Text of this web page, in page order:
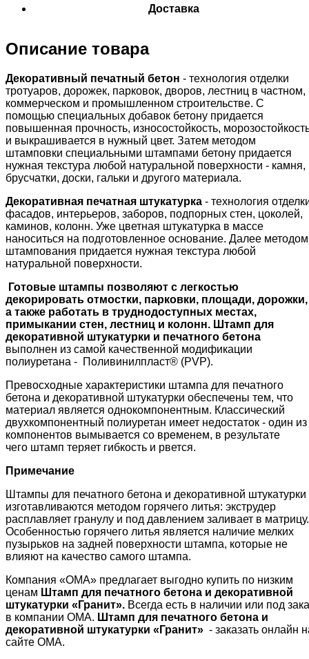
Доставка
Описание товара
Декоративный печатный бетон - технология отделки
тротуаров, дорожек, парковок, дворов, лестниц в частном,
коммерческом и промышленном строительстве. С
помощью специальных добавок бетону придается
повышенная прочность, износостойкость,
и выкрашивается в нужный цвет. Затем методом
штамповки специальными штампами бетону придается
нужная текстура любой натуральной поверхности - камня,
брусчатки, доски, гальки и другого материала.
Декоративная печатная штукатурка - технология
фасадов, интерьеров, заборов, подпорных стен, цоколей,
каминов, колонн. Уже цветная штукатурка в массе
наноситься на подготовленное основание. Далее методом
штампования придается нужная текстура любой
натуральной поверхности.
Готовые штампы позволяют с легкостью
декорировать отмостки, парковки, площади, дорожки,
а также работать в труднодоступных местах,
примыкании стен, лестниц и колонн. Штамп для
декоративной штукатурки и печатного бетона
выполнен из самой качественной модификации
полиуретана - Поливинилпласт® (PVP).
Превосходные характеристики штампа для печатного
бетона и декоративной штукатурки обеспечены тем, что
материал является однокомпонентным. Классический
двухкомпонентный полиуретан имеет недостаток - один из
компонентов вымывается со временем, в результате
чего штамп теряет гибкость и рвется.
Примечание
Штампы для печатного бетона и декоративной штукатурки
изготавливаются методом горячего литья: экструдер
расплавляет гранулу и под давлением заливает в матрицу.
Особенностью горячего литья является наличие мелких
пузырьков на задней поверхности штампа, которые не
влияют на качество самого штампа.
Компания «ОМА» предлагает выгодно купить по низким
ценам Штамп для печатного бетона и декоративной
штукатурки «Гранит». Всегда есть в наличии или под
в компании ОМА. Штамп для печатного бетона и
декоративной штукатурки «Гранит» - заказать онлайн
сайте ОМА.